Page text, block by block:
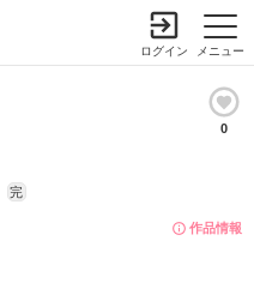
メニュー
ログイン
0
作品情報
完